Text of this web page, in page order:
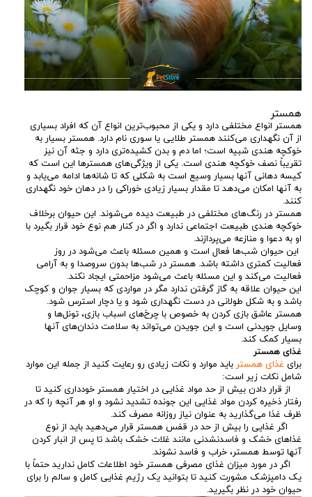
همستر
همستر انواع مختلفی دارد و یکی از محبوب‌ترین انواع آن که افراد بسیاری
از آن نگهداری می‌کنند همستر طلایی یا سوری نام دارد. همستر بسیار به
خوکچه هندی شبیه است؛ اما دم و بدن کشیده‌تری دارد و جثه آن نیز
تقریباً نصف خوکچه هندی است. یکی از ویژگی‌های همسترها این است که
کیسه دهانی آنها بسیار وسیع است به شکلی که تا شانه‌ها ادامه می‌یابد و
به آنها امکان می‌دهد تا مقدار بسیار زیادی خوراکی را در دهان خود نگهداری
کنند.
همستر در رنگ‌های مختلفی در طبیعت دیده می‌شوند. این حیوان برخلاف
خوکچه هندی طبیعت اجتماعی ندارد و اگر در کنار هم نوع خود قرار بگیرد با
او به دعوا و منازعه می‌پردازند.
این حیوان شب‌ها فعال است و همین مسئله باعث می‌شود در روز
فعالیت کمتری داشته باشد. همستر در شب‌ها بدون سروصدا و به آرامی
فعالیت می‌کند و این مسئله باعث می‌شود مزاحمتی ایجاد نکند.
این حیوان علاقه به گاز گرفتن ندارد مگر در مواردی که بسیار جوان و کوچک
باشد و به شکل طولانی در دست نگهداری شود و یا دچار استرس شود.
همستر عاشق بازی کردن به خصوص با چرخ‌های اسباب بازی، تونل‌ها و
وسایل جویدنی است و این جویدن می‌تواند به سلامت دندان‌های آنها
بسیار کمک کند.
غذای همستر
برای غذای همستر باید موارد و نکات زیادی رو رعایت کنید از جمله این موارد
شامل نکات زیر است:
از قرار دادن بیش از حد مواد غذایی در اختیار همستر خودداری کنید تا
رفتار ذخیره کردن مواد غذایی این جونده تشدید نشود و او هر آنچه را که در
ظرف غذا می‌گذارید به عنوان نیاز روزانه مصرف کند.
اگر غذایی را بیش از حد در قفس همستر قرار می‌دهید باید از نوع
غذاهای خشک و فاسدنشدنی مانند غلات خشک باشد تا پس از انبار کردن
آنها توسط همستر، خراب و فاسد نشوند.
اگر در مورد میزان غذای مصرفی همستر خود اطلاعات کامل ندارید حتماً با
یک دامپزشک مشورت کنید تا بتوانید یک رژیم غذایی کامل و سالم را برای
حیوان خود در نظر بگیرید.